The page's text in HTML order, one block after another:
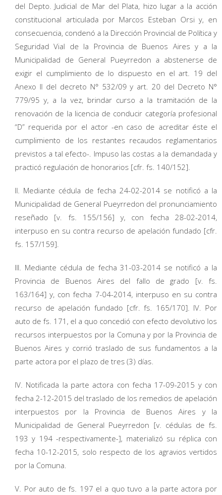
del Depto. Judicial de Mar del Plata, hizo lugar a la acción
constitucional articulada por Marcos Esteban Orsi y, en
consecuencia, condenó a la Dirección Provincial de Política y
Seguridad Vial de la Provincia de Buenos Aires y a la
Municipalidad de General Pueyrredon a abstenerse de
exigir el cumplimiento de lo dispuesto en el art. 19 del
Anexo II del decreto N° 532/09 y art. 20 del Decreto N°
779/95 y, a la vez, brindar curso a la tramitación de la
renovación de la licencia de conducir categoría profesional
“D” requerida por el actor -en caso de acreditar éste el
cumplimiento de los restantes recaudos reglamentarios
previstos a tal efecto-. Impuso las costas a la demandada y
practicó regulación de honorarios [cfr. fs. 140/152].
II. Mediante cédula de fecha 24-02-2014 se notificó a la
Municipalidad de General Pueyrredon del pronunciamiento
reseñado [v. fs. 155/156] y, con fecha 28-02-2014,
interpuso en su contra recurso de apelación fundado [cfr.
fs. 157/159].
III. Mediante cédula de fecha 31-03-2014 se notificó a la
Provincia de Buenos Aires del fallo de grado [v. fs.
163/164] y, con fecha 7-04-2014, interpuso en su contra
recurso de apelación fundado [cfr. fs. 165/170]. IV. Por
auto de fs. 171, el a quo concedió con efecto devolutivo los
recursos interpuestos por la Comuna y por la Provincia de
Buenos Aires y corrió traslado de sus fundamentos a la
parte actora por el plazo de tres (3) días.
IV. Notificada la parte actora con fecha 17-09-2015 y con
fecha 2-12-2015 del traslado de los remedios de apelación
interpuestos por la Provincia de Buenos Aires y la
Municipalidad de General Pueyrredon [v. cédulas de fs.
193 y 194 -respectivamente-], materializó su réplica con
fecha 10-12-2015, solo respecto de los agravios vertidos
por la Comuna.
V. Por auto de fs. 197 el a quo tuvo a la parte actora por